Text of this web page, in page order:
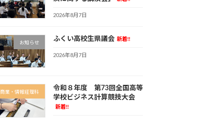
2026年8月7日
お知らせ
ふくい高校生県議会 新着!!
2026年8月7日
商業・情報経理科
令和８年度 第73回全国高等
学校ビジネス計算競技大会
新着!!